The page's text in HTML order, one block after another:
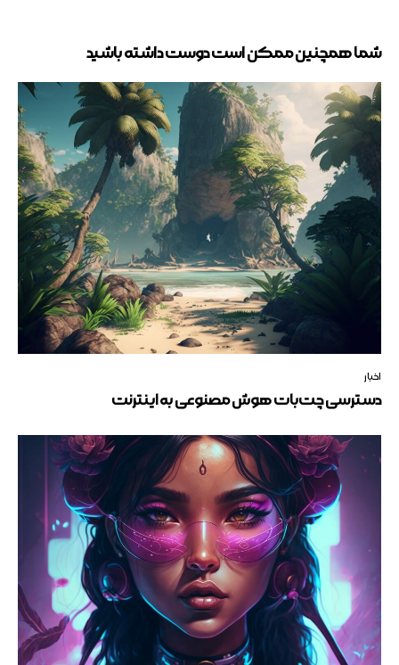
شما همچنین ممکن است دوست داشته باشید
اخبار
دسترسی چت‌بات هوش مصنوعی به اینترنت